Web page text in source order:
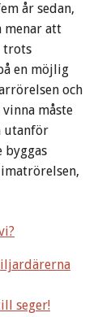
år sedan,
menar att
trots
en möjlig
och
måste
utanför
byggas
seger!